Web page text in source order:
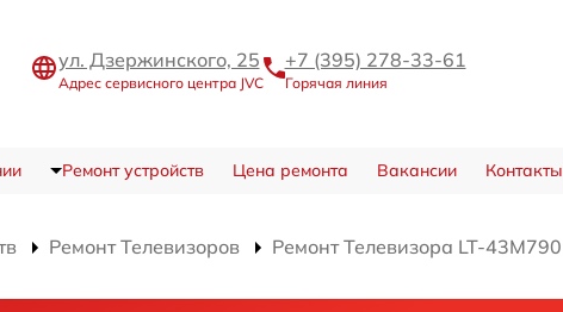
ул. Дзержинского, 25
Адрес сервисного центра JVC
+7 (395) 278-33-61
Горячая линия
Ремонт устройств Цена ремонта Вакансии Контакты
Ремонт Телевизоров Ремонт Телевизора LT-43M790